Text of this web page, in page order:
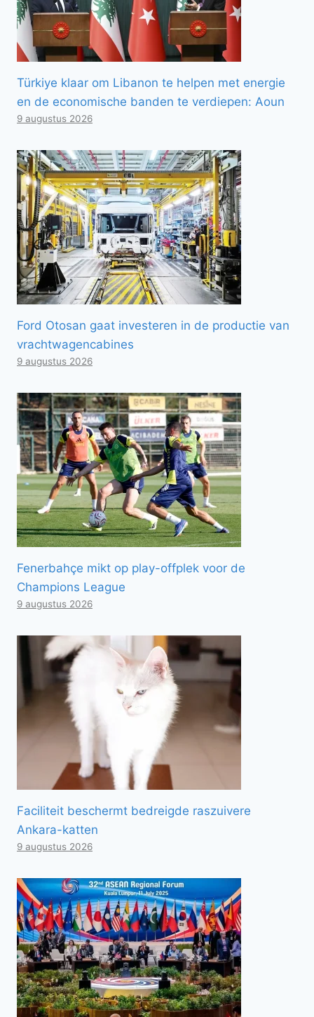
Türkiye klaar om Libanon te helpen met energie
en de economische banden te verdiepen: Aoun
9 augustus 2026
Ford Otosan gaat investeren in de productie van
vrachtwagencabines
9 augustus 2026
Fenerbahçe mikt op play-offplek voor de
Champions League
9 augustus 2026
Faciliteit beschermt bedreigde raszuivere
Ankara-katten
9 augustus 2026